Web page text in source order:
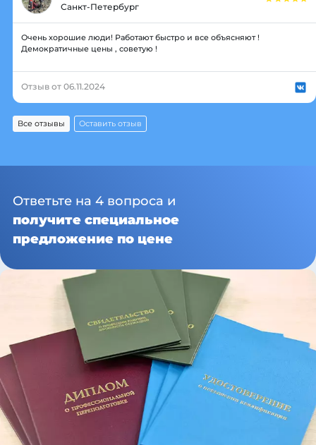
Санкт-Петербург
Очень хорошие люди! Работают быстро и все объясняют !
Демократичные цены , советую !
Отзыв от 06.11.2024
Все отзывы Оставить отзыв
Ответьте на 4 вопроса и
получите специальное
предложение по цене